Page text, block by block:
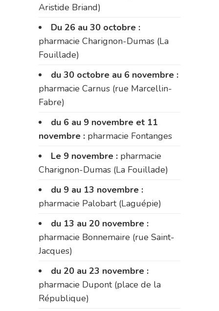
Aristide Briand)
Du 26 au 30 octobre :
pharmacie Charignon-Dumas (La
Fouillade)
du 30 octobre au 6 novembre :
pharmacie Carnus (rue Marcellin-
Fabre)
du 6 au 9 novembre et 11
novembre : pharmacie Fontanges
Le 9 novembre : pharmacie
Charignon-Dumas (La Fouillade)
du 9 au 13 novembre :
pharmacie Palobart (Laguépie)
du 13 au 20 novembre :
pharmacie Bonnemaire (rue Saint-
Jacques)
du 20 au 23 novembre :
pharmacie Dupont (place de la
République)